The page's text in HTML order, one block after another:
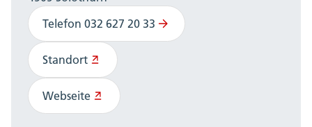
Telefon 032 627 20 33
Standort
Webseite